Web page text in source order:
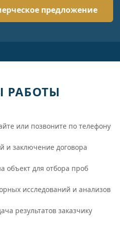
РАБОТЫ
или позвоните по телефону
и заключение договора
объект для отбора проб
исследований и анализов
результатов заказчику